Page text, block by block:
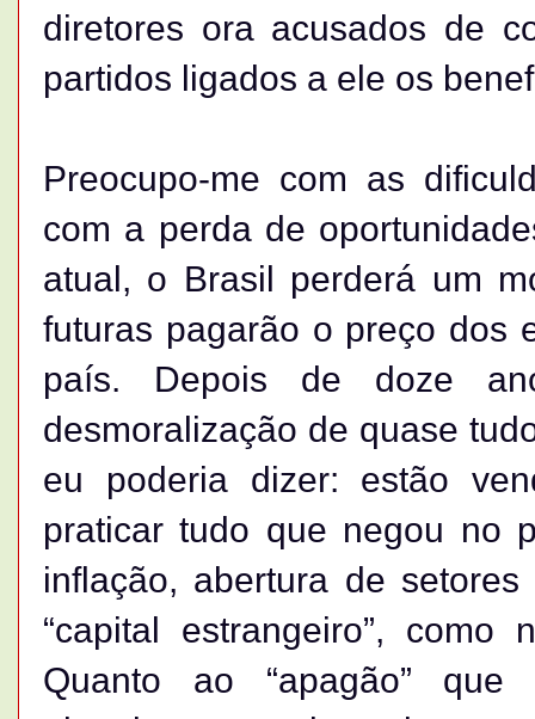
diretores ora acusados de
partidos ligados a ele os
Preocupo-me com as
com a perda de
atual, o Brasil perderá um
futuras pagarão o preço dos
país. Depois de doze
desmoralização de quase
eu poderia dizer: estão
praticar tudo que negou no
inflação, abertura de
“capital estrangeiro”,
Quanto ao “apagão”